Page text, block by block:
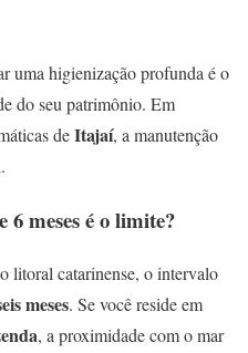
uma higienização profunda é o
do seu patrimônio. Em
deItajaí, a manutenção
meses é o limite?
litoral catarinense, o intervalo
meses. Se você reside em
, a proximidade com o mar